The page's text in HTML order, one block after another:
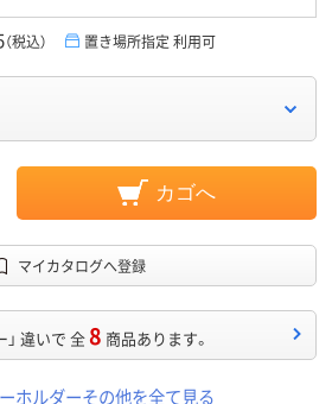
（税込） 置き場所指定 利用可
カゴへ
マイカタログへ登録
」 違いで 全8 商品あります。
ホルダーその他を全て見る